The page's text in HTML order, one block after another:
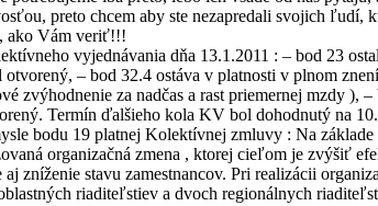
preto chcem aby ste nezapredali svojich ľudí,
ako Vám veriť!!!
vyjednávania dňa 13.1.2011 : – bod 23
otvorený, – bod 32.4 ostáva v platnosti v plnom
zvýhodnenie za nadčas a rast priemernej mzdy ),
Termín ďalšieho kola KV bol dohodnutý na
bodu 19 platnej Kolektívnej zmluvy : Na základe
organizačná zmena , ktorej cieľom je zvýšiť
aj zníženie stavu zamestnancov. Pri realizácii
riaditeľstiev a dvoch regionálnych